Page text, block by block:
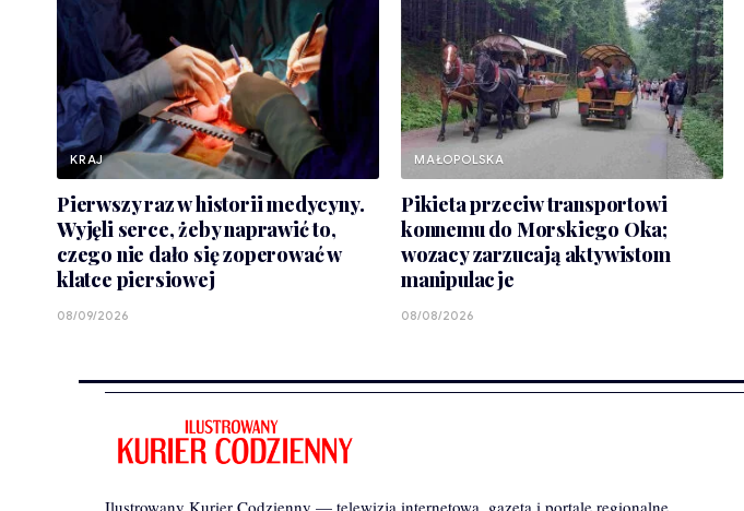
KRAJ
Pierwszy raz w historii medycyny.
Wyjęli serce, żeby naprawić to,
czego nie dało się zoperować w
klatce piersiowej
08/09/2026
MAŁOPOLSKA
Pikieta przeciw transportowi
konnemu do Morskiego Oka;
wozacy zarzucają aktywistom
manipulacje
08/08/2026